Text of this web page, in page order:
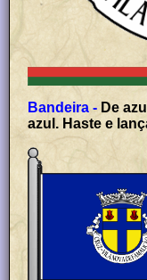
Bandeira - De
azul. Haste e